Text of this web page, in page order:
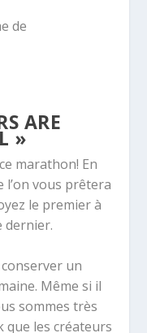
de
ARE
»
marathon! En
l’on vous prêtera
le premier à
dernier.
un
Même si il
sommes très
que les créateurs